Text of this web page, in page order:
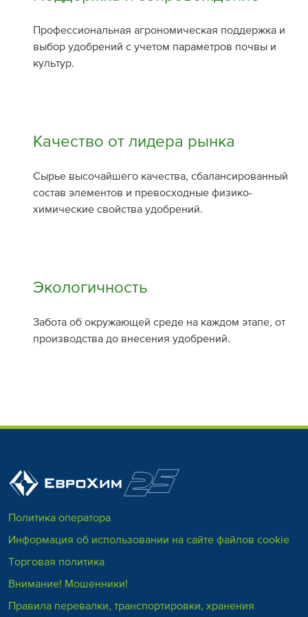
Профессиональная агрономическая поддержка и
выбор удобрений с учетом параметров почвы и
культур.
Качество от лидера рынка
Сырье высочайшего качества, сбалансированный
состав элементов и превосходные физико-
химические свойства удобрений.
Экологичность
Забота об окружающей среде на каждом этапе, от
производства до внесения удобрений.
Политика оператора
Информация об использовании на сайте файлов cookie
Торговая политика
Внимание! Мошенники!
Правила перевалки, транспортировки, хранения